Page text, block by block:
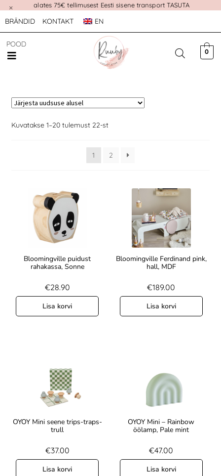
alates 75€ tellimusest Eesti sisene transport TASUTA
×
BRÄNDID KONTAKT EN
POOD
0
Kuvatakse 1–20 tulemust 22-st
1 2
Bloomingville puidust
rahakassa, Sonne
€28.90
Lisa korvi
Bloomingville Ferdinand pink,
hall, MDF
€189.00
Lisa korvi
OYOY Mini seene trips-traps-
trull
€37.00
Lisa korvi
OYOY Mini – Rainbow
öölamp, Pale mint
€47.00
Lisa korvi